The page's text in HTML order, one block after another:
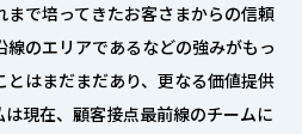
で培ってきたお客さまからの信頼
のエリアであるなどの強みがもっ
とはまだまだあり、更なる価値提供
現在、顧客接点最前線のチームに